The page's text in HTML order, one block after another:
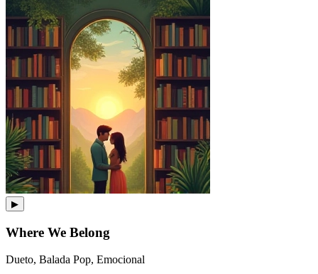
▶
Where We Belong
Dueto, Balada Pop, Emocional